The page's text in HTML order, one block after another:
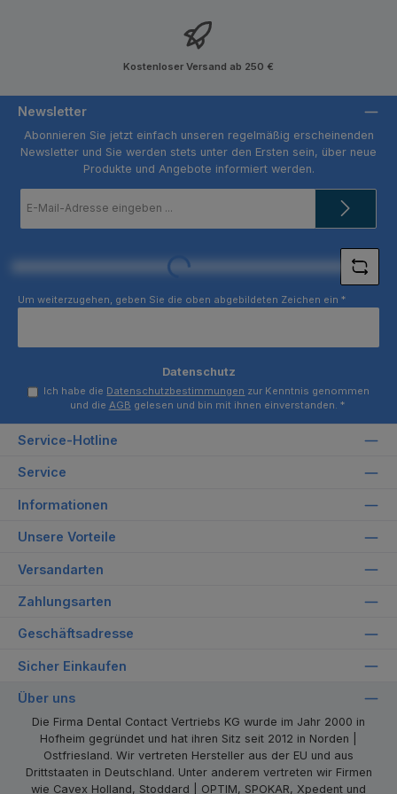
Kostenloser Versand ab 250 €
Newsletter
Abonnieren Sie jetzt einfach unseren regelmäßig erscheinenden
Newsletter und Sie werden stets unter den Ersten sein, über neue
Produkte und Angebote informiert werden.
Mail-
Loading...
Um weiterzugehen, geben Sie die oben abgebildeten Zeichen ein *
Datenschutz
Ich habe die Datenschutzbestimmungen zur Kenntnis genommen
und die AGB gelesen und bin mit ihnen einverstanden. *
Service-Hotline
Service
Informationen
Unsere Vorteile
Versandarten
Zahlungsarten
Geschäftsadresse
Sicher Einkaufen
Über uns
Die Firma Dental Contact Vertriebs KG wurde im Jahr 2000 in
Hofheim gegründet und hat ihren Sitz seit 2012 in Norden |
Ostfriesland. Wir vertreten Hersteller aus der EU und aus
Drittstaaten in Deutschland. Unter anderem vertreten wir Firmen
wie Cavex Holland, Stoddard | OPTIM, SPOKAR, Xpedent und